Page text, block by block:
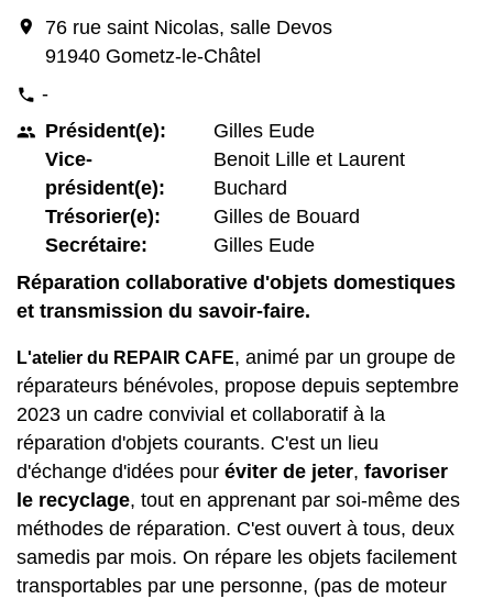
location_on
76 rue saint Nicolas, salle Devos
91940 Gometz-le-Châtel
phone -
people Président(e):
Vice-
président(e):
Trésorier(e):
Secrétaire:
Gilles Eude
Benoit Lille et Laurent
Buchard
Gilles de Bouard
Gilles Eude
Réparation collaborative d'objets domestiques
et transmission du savoir-faire.
L'atelier du REPAIR CAFE, animé par un groupe de
réparateurs bénévoles, propose depuis septembre
2023 un cadre convivial et collaboratif à la
réparation d'objets courants. C'est un lieu
d'échange d'idées pour éviter de jeter, favoriser
le recyclage, tout en apprenant par soi-même des
méthodes de réparation. C'est ouvert à tous, deux
samedis par mois. On répare les objets facilement
transportables par une personne, (pas de moteur